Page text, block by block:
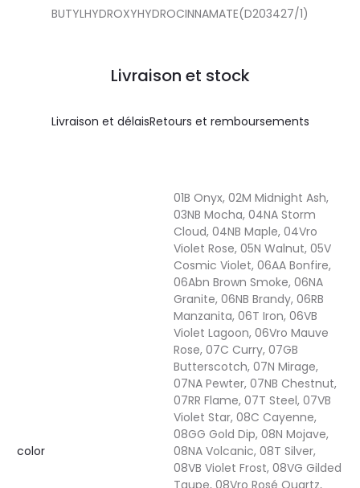
BUTYLHYDROXYHYDROCINNAMATE(D203427/1)
Livraison et stock
Livraison et délaisRetours et remboursements
color
01B Onyx, 02M Midnight Ash,
03NB Mocha, 04NA Storm
Cloud, 04NB Maple, 04Vro
Violet Rose, 05N Walnut, 05V
Cosmic Violet, 06AA Bonfire,
06Abn Brown Smoke, 06NA
Granite, 06NB Brandy, 06RB
Manzanita, 06T Iron, 06VB
Violet Lagoon, 06Vro Mauve
Rose, 07C Curry, 07GB
Butterscotch, 07N Mirage,
07NA Pewter, 07NB Chestnut,
07RR Flame, 07T Steel, 07VB
Violet Star, 08C Cayenne,
08GG Gold Dip, 08N Mojave,
08NA Volcanic, 08T Silver,
08VB Violet Frost, 08VG Gilded
Taupe, 08Vro Rosé Quartz,